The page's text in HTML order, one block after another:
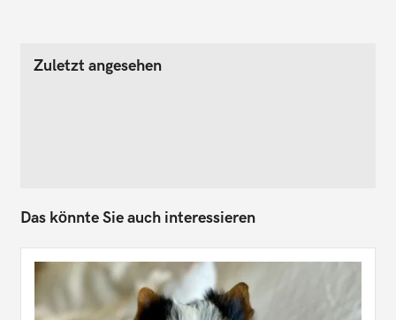
Zuletzt angesehen
Das könnte Sie auch interessieren